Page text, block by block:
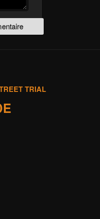
TRIAL